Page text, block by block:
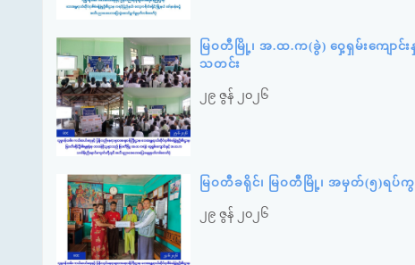
မြဝတီမြို့၊ အ.ထ.က(ခွဲ) ဝှေ့ရှမ်းကျော
သတင်း
၂၉ ဇွန် ၂၀၂၆
မြဝတီခရိုင်၊ မြဝတီမြို့၊ အမှတ်(၅)ရ
၂၉ ဇွန် ၂၀၂၆